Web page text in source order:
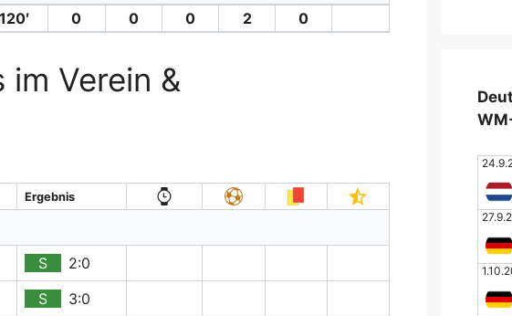
120′ 0 0 0 2 0
im Verein &
Ergebnis
S
2:0
S
3:0